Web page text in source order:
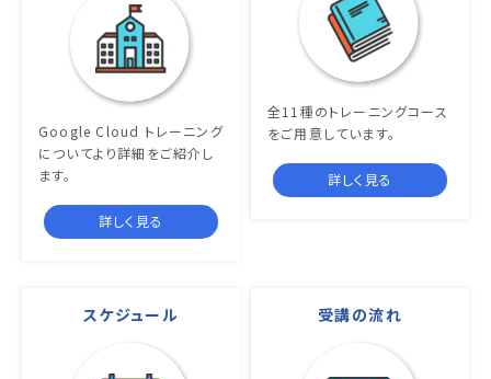
Google Cloud トレーニング
についてより詳細をご紹介し
ます。
詳しく見る
全11種のトレーニングコース
をご用意しています。
詳しく見る
スケジュール 受講の流れ